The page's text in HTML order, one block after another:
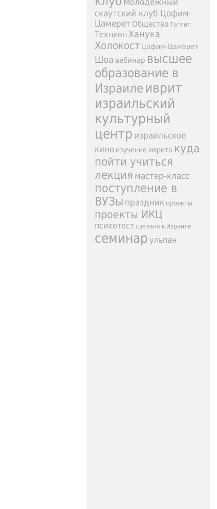
Молодежный
скаутский клуб Цофим-
Цамерет Общество Таглит
Технион Ханука
Холокост Цофим-Цамерет
Шоа вебинар высшее
образование в
Израиле иврит
израильский
культурный
центр израильское
кино изучение иврита куда
пойти учиться
лекция мастер-класс
поступление в
ВУЗы праздник проекты
проекты ИКЦ
психотест сделано в Израиле
семинар ульпан